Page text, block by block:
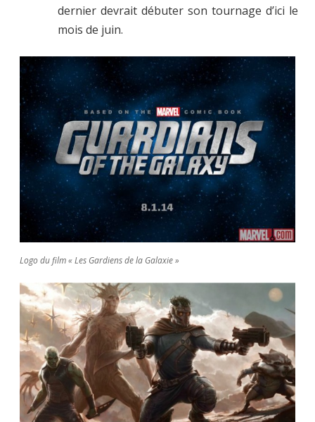
dernier devrait débuter son tournage d’ici le
mois de juin.
Logo du film « Les Gardiens de la Galaxie »